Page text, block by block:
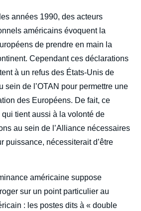
années 1990, des acteurs
américains évoquent la
de prendre en main la
Cependant ces déclarations
à un refus des États-Unis de
sein de l’OTAN pour permettre une
des Européens. De fait, ce
tient aussi à la volonté de
au sein de l’Alliance nécessaires
puissance, nécessiterait d’être
américaine suppose
sur un point particulier au
: les postes dits à « double
couverture
de
la
publication